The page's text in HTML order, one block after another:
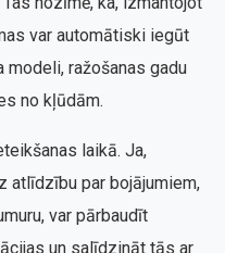
var automātiski iegūt
ražošanas gadu
no kļūdām.
laikā. Ja,
atlīdzību par bojājumiem,
var pārbaudīt
un salīdzināt tās ar